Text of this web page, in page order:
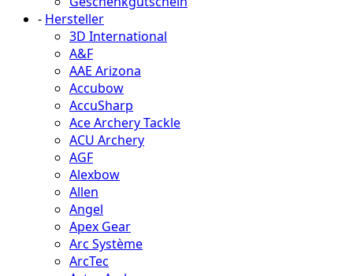
- Hersteller
3D International
A&F
AAE Arizona
Accubow
AccuSharp
Ace Archery Tackle
ACU Archery
AGF
Alexbow
Allen
Angel
Apex Gear
Arc Système
ArcTec